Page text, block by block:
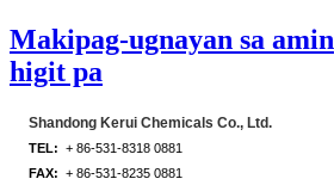
Makipag-ugnayan sa amin
higit pa
Shandong Kerui Chemicals Co., Ltd.
TEL: + 86-531-8318 0881
FAX: + 86-531-8235 0881